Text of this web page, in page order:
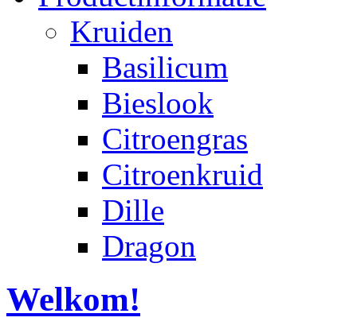
Kruiden
Basilicum
Bieslook
Citroengras
Citroenkruid
Dille
Dragon
Welkom!